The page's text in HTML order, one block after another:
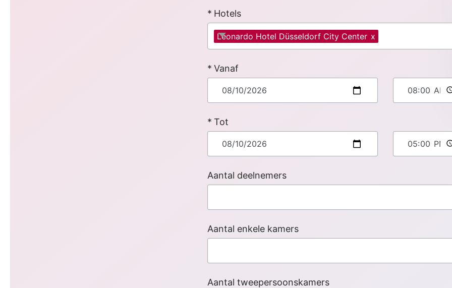
Hotels
Leonardo Hotel Düsseldorf City Center x
Vanaf
Tot
Aantal deelnemers
Aantal enkele kamers
Aantal tweepersoonskamers